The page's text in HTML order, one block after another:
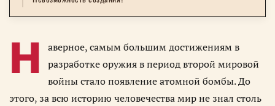
Н
аверное, самым большим достижениям в
разработке оружия в период второй мировой
войны стало появление атомной бомбы. До
этого, за всю историю человечества мир не знал столь